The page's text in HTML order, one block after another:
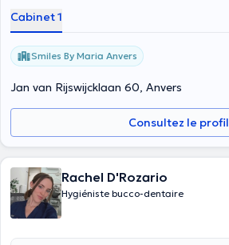
Cabinet 1
Smiles By Maria Anvers
Jan van Rijswijcklaan 60, Anvers
Consultez le profil
Rachel D'Rozario
Hygiéniste bucco-dentaire